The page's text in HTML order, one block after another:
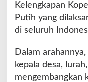
P
e
n
e
r
a
Kelengkapan
Putih yang
di seluruh
Dalam
kepala desa,
mengembangkan